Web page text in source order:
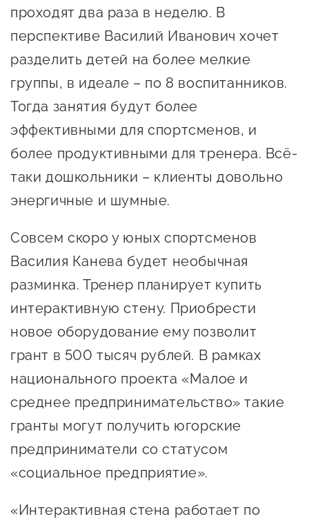
сопровождения
О центре
Поддержка центра
Онлайн-витрина
Истории успеха
программ и молодежного
предпринимательства
мероприятий для
предпринимателей
Проекты
Истории успеха
Центр инноваций
О центре
Поддержка центра
мероприятий для
предпринимателей
Истории успеха
Проекты
Оказание услуг в
Центр финансовой
поддержки
О центре
Проекты
Поддержка центра
Истории успеха
Центр инновационно-
технологического и
креативного
предпринимательства
О центре
Обучающие
мероприятия
Проекты
Поддержка центра
производства
Справочник
предпринимателя
Органы власти
Организации,
предоставляющие поддержку
проходят два раза в неделю. В
перспективе Василий Иванович хочет
разделить детей на более мелкие
группы, в идеале – по 8 воспитанников.
Тогда занятия будут более
эффективными для спортсменов, и
более продуктивными для тренера. Всё-
таки дошкольники – клиенты довольно
энергичные и шумные.
Совсем скоро у юных спортсменов
Василия Канева будет необычная
разминка. Тренер планирует купить
интерактивную стену. Приобрести
новое оборудование ему позволит
грант в 500 тысяч рублей. В рамках
национального проекта «Малое и
среднее предпринимательство» такие
гранты могут получить югорские
предприниматели со статусом
«социальное предприятие».
«Интерактивная стена работает по